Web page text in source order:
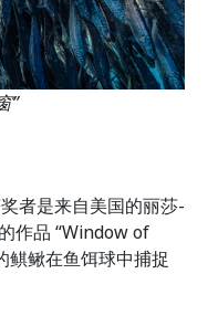
”
者是来自美国的丽莎-
作品 “Window of
鳅在鱼饵球中捕捉